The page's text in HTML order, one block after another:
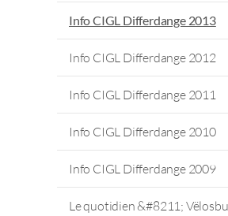
Info CIGL Differdange 2013
Info CIGL Differdange 2012
Info CIGL Differdange 2011
Info CIGL Differdange 2010
Info CIGL Differdange 2009
Le quotidien &#8211;